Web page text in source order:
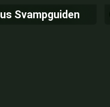
Svampguiden